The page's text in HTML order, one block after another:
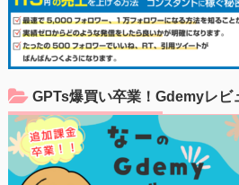
GPTs爆買い卒業！Gdemyレビ